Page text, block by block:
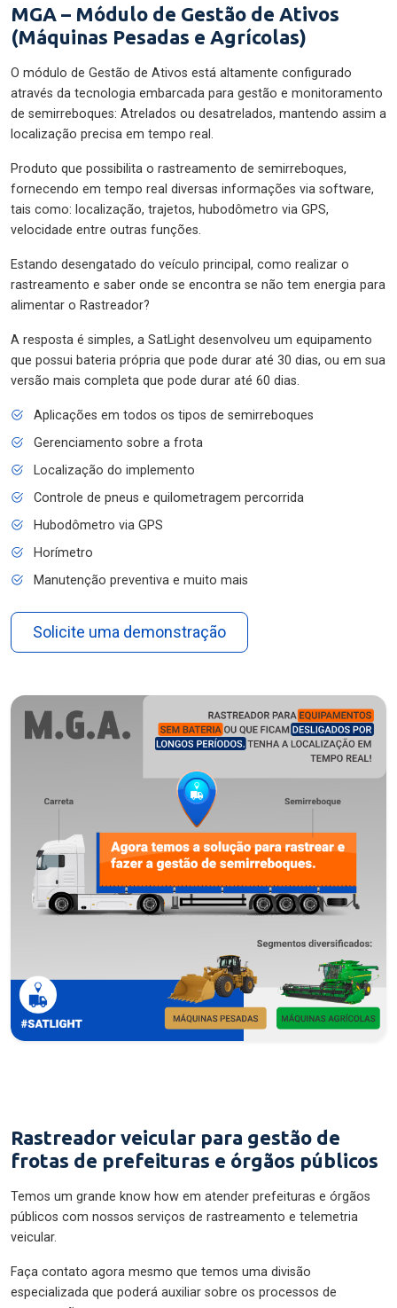
MGA – Módulo de Gestão de Ativos
(Máquinas Pesadas e Agrícolas)
O módulo de Gestão de Ativos está altamente configurado
através da tecnologia embarcada para gestão e monitoramento
de semirreboques: Atrelados ou desatrelados, mantendo assim a
localização precisa em tempo real.
Produto que possibilita o rastreamento de semirreboques,
fornecendo em tempo real diversas informações via software,
tais como: localização, trajetos, hubodômetro via GPS,
velocidade entre outras funções.
Estando desengatado do veículo principal, como realizar o
rastreamento e saber onde se encontra se não tem energia para
alimentar o Rastreador?
A resposta é simples, a SatLight desenvolveu um equipamento
que possui bateria própria que pode durar até 30 dias, ou em sua
versão mais completa que pode durar até 60 dias.
Aplicações em todos os tipos de semirreboques
Gerenciamento sobre a frota
Localização do implemento
Controle de pneus e quilometragem percorrida
Hubodômetro via GPS
Horímetro
Manutenção preventiva e muito mais
Solicite uma demonstração
Rastreador veicular para gestão de
frotas de prefeituras e órgãos públicos
Temos um grande know how em atender prefeituras e órgãos
públicos com nossos serviços de rastreamento e telemetria
veicular.
Faça contato agora mesmo que temos uma divisão
especializada que poderá auxiliar sobre os processos de